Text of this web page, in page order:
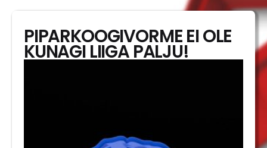
PIPARKOOGIVORME EI OLE
KUNAGI LIIGA PALJU!